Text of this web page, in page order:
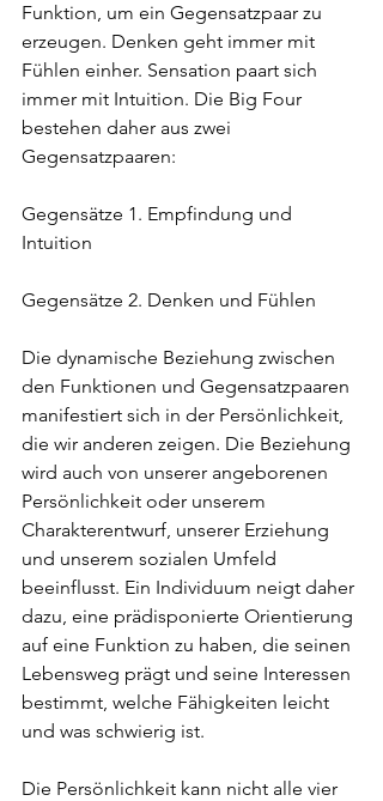
Funktion, um ein Gegensatzpaar zu
erzeugen. Denken geht immer mit
Fühlen einher. Sensation paart sich
immer mit Intuition. Die Big Four
bestehen daher aus zwei
Gegensatzpaaren:
Gegensätze 1. Empfindung und
Intuition
Gegensätze 2. Denken und Fühlen
Die dynamische Beziehung zwischen
den Funktionen und Gegensatzpaaren
manifestiert sich in der Persönlichkeit,
die wir anderen zeigen. Die Beziehung
wird auch von unserer angeborenen
Persönlichkeit oder unserem
Charakterentwurf, unserer Erziehung
und unserem sozialen Umfeld
beeinflusst. Ein Individuum neigt daher
dazu, eine prädisponierte Orientierung
auf eine Funktion zu haben, die seinen
Lebensweg prägt und seine Interessen
bestimmt, welche Fähigkeiten leicht
und was schwierig ist.
Die Persönlichkeit kann nicht alle vier